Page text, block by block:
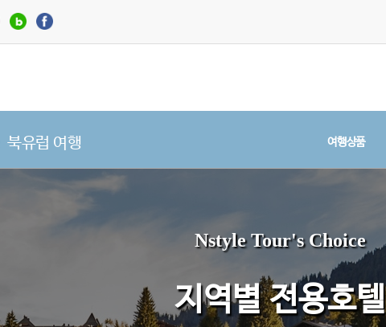
북유럽 여행 여행상품
Nstyle Tour's Choice
지역별 전용호텔